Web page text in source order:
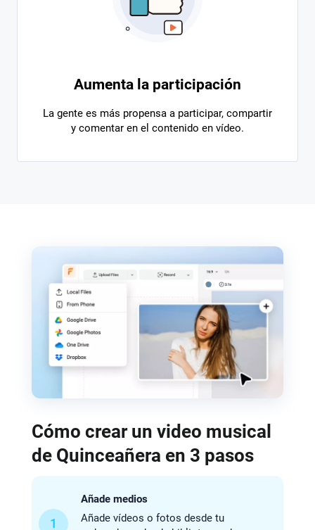
Aumenta la participación
La gente es más propensa a participar, compartir
y comentar en el contenido en vídeo.
Cómo crear un video musical
de Quinceañera en 3 pasos
1
Añade medios
Añade vídeos o fotos desde tu